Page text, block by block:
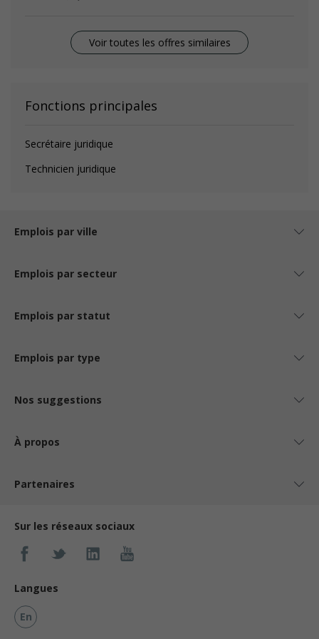
Voir toutes les offres similaires
Fonctions principales
Secrétaire juridique
Technicien juridique
Emplois par ville
Emplois par secteur
Emplois par statut
Emplois par type
Nos suggestions
À propos
Partenaires
Sur les réseaux sociaux
Langues
En